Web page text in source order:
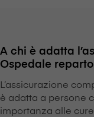
A chi è adatta
Ospedale
L’assicurazione
è adatta a persone
importanza alle